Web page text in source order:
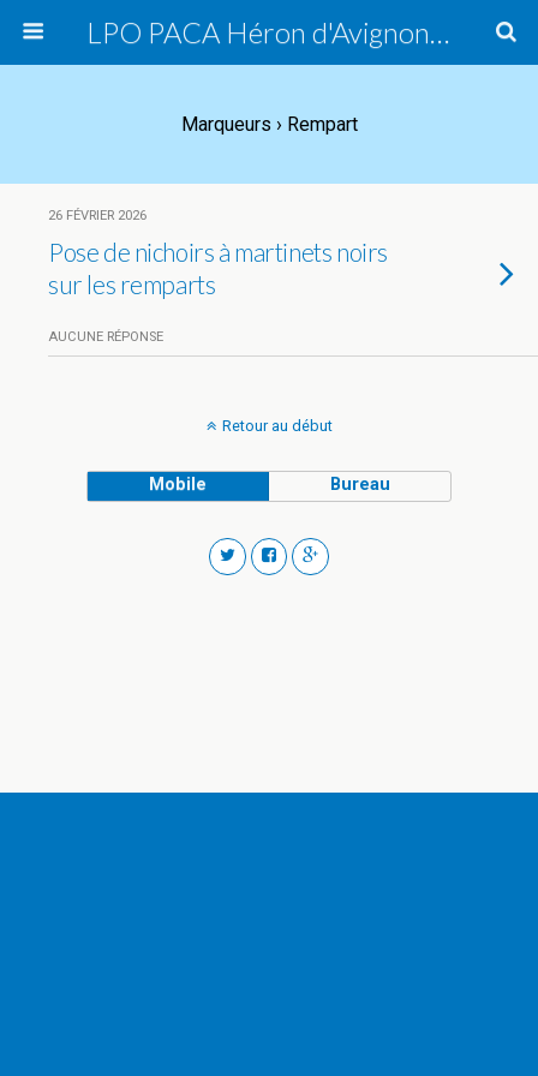
LPO PACA Héron d'Avignon, groupe local
Marqueurs › Rempart
26 FÉVRIER 2026
Pose de nichoirs à martinets noirs
sur les remparts
AUCUNE RÉPONSE
Retour au début
Mobile Bureau